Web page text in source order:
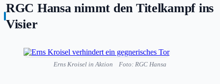
RGC Hansa nimmt den Titelkampf ins
Visier
Erns Kroisel in Aktion Foto: RGC Hansa